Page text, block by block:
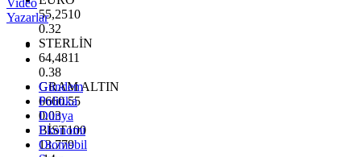
55,2510
0.32
STERLİN
64,4811
0.38
GRAM ALTIN
6660.55
0.03
BİST100
13.779
Video
Yazarlar
Gündem
Politika
Dünya
Ekonomi
Otomobil